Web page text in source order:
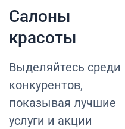
Салоны
красоты
Выделяйтесь среди
конкурентов,
показывая лучшие
услуги и акции